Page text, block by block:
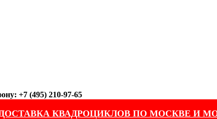
+7 (495) 210-97-65
КВАДРОЦИКЛОВ ПО МОСКВЕ И